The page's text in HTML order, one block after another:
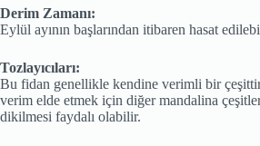
Derim Zamanı:
Eylül ayının başlarından itibaren hasat
Tozlayıcıları:
Bu fidan genellikle kendine verimli bir
verim elde etmek için diğer mandalina
dikilmesi faydalı olabilir.